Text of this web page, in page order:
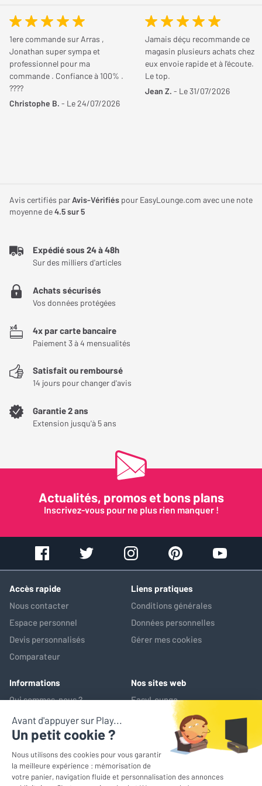
vibration et créer une scène sonore spacieuse, avec des détails
bien extraits.
Como 1 grâce à sa structure complètement ouverte. Aucune
connecteurs qui sont à l'arrière de vos appareils électroniques.
Como qui se présente comme une solution de premier choix pour
1ere commande sur Arras ,
Jonathan super sympa et
professionnel pour ma
commande . Confiance à 100% .
????
Christophe B. - Le 24/07/2026
Jamais déçu recommande ce
magasin plusieurs achats chez
eux envoie rapide et à l'écoute.
Le top.
Jean Z. - Le 31/07/2026
Avis certifiés parAvis-Vérifiés pour EasyLounge.com avec une note
moyenne de4.5sur 5
Expédié sous 24 à 48h
Sur des milliers d'articles
Achats sécurisés
Vos données protégées
4x par carte bancaire
Paiement 3 à 4 mensualités
Satisfait ou remboursé
14 jours pour changer d'avis
Garantie 2 ans
Extension jusqu'à 5 ans
Actualités, promos et bons plans
Inscrivez-vous pour ne plus rien manquer !
Accès rapide
Nous contacter
Espace personnel
Devis personnalisés
Comparateur
Liens pratiques
Conditions générales
Données personnelles
Gérer mes cookies
Informations
Qui sommes-nous ?
Nos services
Service après-vente
Nos sites web
EasyLounge
*Prix de référence : ce prix correspond au prix le plus bas pratiqué
sur les 30 jours précédant l'opération promotionnelle